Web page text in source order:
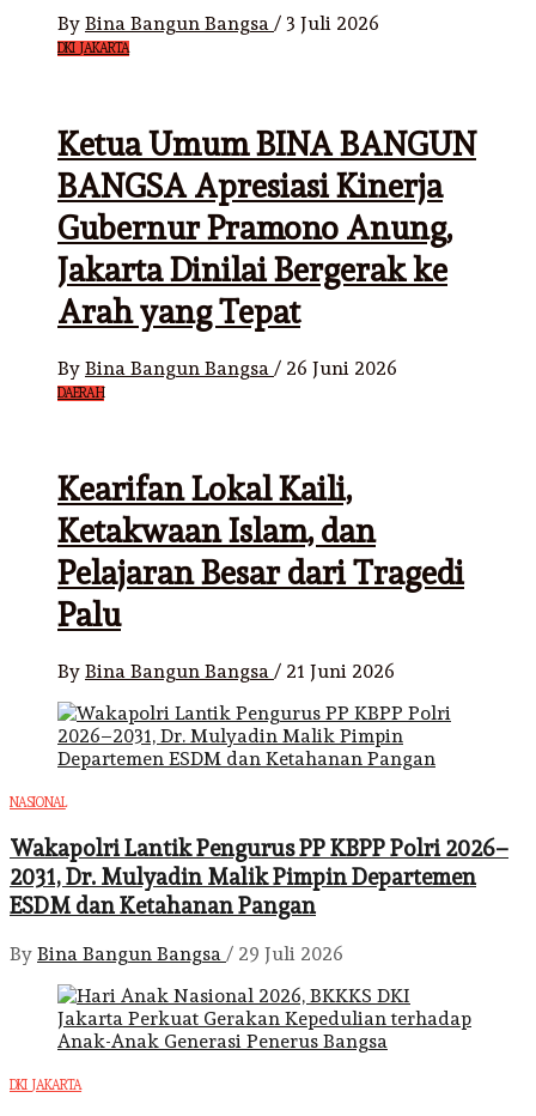
By Bina Bangun Bangsa / 3 Juli 2026
DKI JAKARTA
Ketua Umum BINA BANGUN
BANGSA Apresiasi Kinerja
Gubernur Pramono Anung,
Jakarta Dinilai Bergerak ke
Arah yang Tepat
By Bina Bangun Bangsa / 26 Juni 2026
DAERAH
Kearifan Lokal Kaili,
Ketakwaan Islam, dan
Pelajaran Besar dari Tragedi
Palu
By Bina Bangun Bangsa / 21 Juni 2026
NASIONAL
Wakapolri Lantik Pengurus PP KBPP Polri 2026–
2031, Dr. Mulyadin Malik Pimpin Departemen
ESDM dan Ketahanan Pangan
By Bina Bangun Bangsa / 29 Juli 2026
DKI JAKARTA